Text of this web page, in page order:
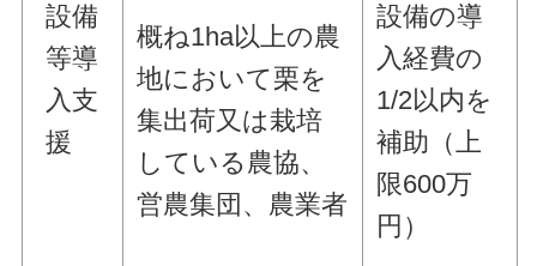
設備
等導
入支
援
概ね1ha以上の農
地において栗を
集出荷又は栽培
している農協、
営農集団、農業者
設備の導
入経費の
1/2以内を
補助 （上
限600万
円）